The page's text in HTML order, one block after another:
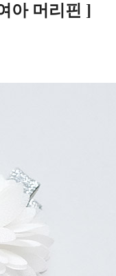
아 머리핀 ]